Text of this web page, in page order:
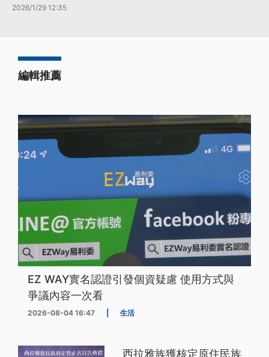
2026/1/29 12:35
編輯推薦
EZ WAY實名認證引發個資疑慮 使用方式與
爭議內容一次看
2026-08-04 16:47 生活
西拉雅族獲核定原住民族